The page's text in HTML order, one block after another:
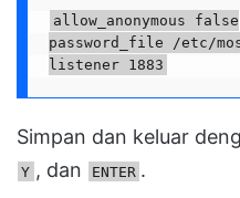
allow_anonymous false
password_file /etc/
listener 1883
Simpan dan keluar
Y , dan ENTER .